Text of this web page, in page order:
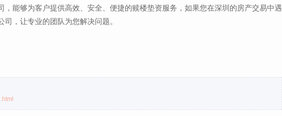
能够为客户提供高效、安全、便捷的赎楼垫资服务，如果您在深圳的房产交易中遇
，让专业的团队为您解决问题。